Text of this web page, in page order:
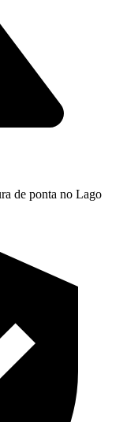
de ponta no Lago